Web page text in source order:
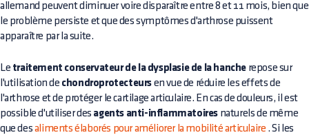
allemand peuvent diminuer voire disparaître entre 8 et 11 mois, bien que
le problème persiste et que des symptômes d'arthrose puissent
apparaître par la suite.
Le traitement conservateur de la dysplasie de la hanche repose sur
l'utilisation de chondroprotecteurs en vue de réduire les effets de
l'arthrose et de protéger le cartilage articulaire. En cas de douleurs, il est
possible d'utiliser des agents anti-inflammatoires naturels de même
que des aliments élaborés pour améliorer la mobilité articulaire . Si les